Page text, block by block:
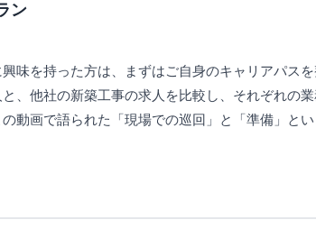
ン
味を持った方は、まずはご自身のキャリアパス
、他社の新築工事の求人を比較し、それぞれの
動画で語られた「現場での巡回」と「準備」と